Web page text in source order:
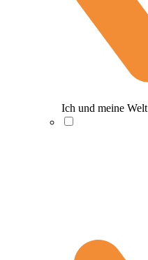
Ich und meine Welt